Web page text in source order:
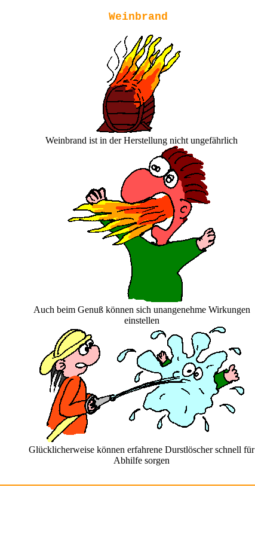
Weinbrand
Weinbrand ist in der Herstellung nicht ungefährlich
Auch beim Genuß können sich unangenehme Wirkungen
einstellen
Glücklicherweise können erfahrene Durstlöscher schnell für
Abhilfe sorgen